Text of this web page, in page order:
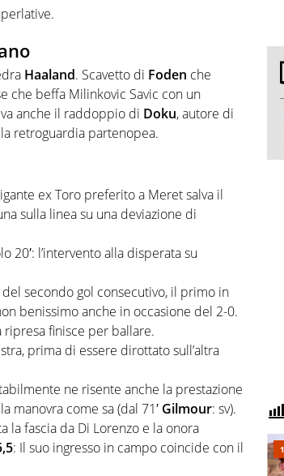
Haaland. Scavetto di Foden che
che beffa Milinkovic Savic con un
anche il raddoppio di Doku, autore di
retroguardia partenopea.
ex Toro preferito a Meret salva il
sulla linea su una deviazione di
20′: l’intervento alla disperata su
secondo gol consecutivo, il primo in
benissimo anche in occasione del 2-0.
ripresa finisce per ballare.
prima di essere dirottato sull’altra
ne risente anche la prestazione
manovra come sa (dal 71′ Gilmour: sv).
la fascia da Di Lorenzo e la onora
: Il suo ingresso in campo coincide con il